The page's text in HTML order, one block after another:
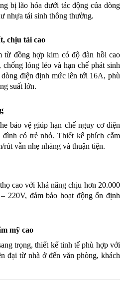
bị lão hóa dưới tác động của dòng
nhựa tái sinh thông thường.
chịu tải cao
từ đồng hợp kim có độ đàn hồi cao
lỏng lẻo và hạn chế phát sinh
điện định mức lên tới 16A, phù
suất lớn.
bảo vệ giúp hạn chế nguy cơ điện
có trẻ nhỏ. Thiết kế phích cắm
rút vẫn nhẹ nhàng và thuận tiện.
cao với khả năng chịu hơn 20.000
220V, đảm bảo hoạt động ổn định
mỹ cao
trọng, thiết kế tinh tế phù hợp với
đại từ nhà ở đến văn phòng, khách